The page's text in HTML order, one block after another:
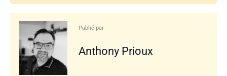
Publié par
Anthony Prioux